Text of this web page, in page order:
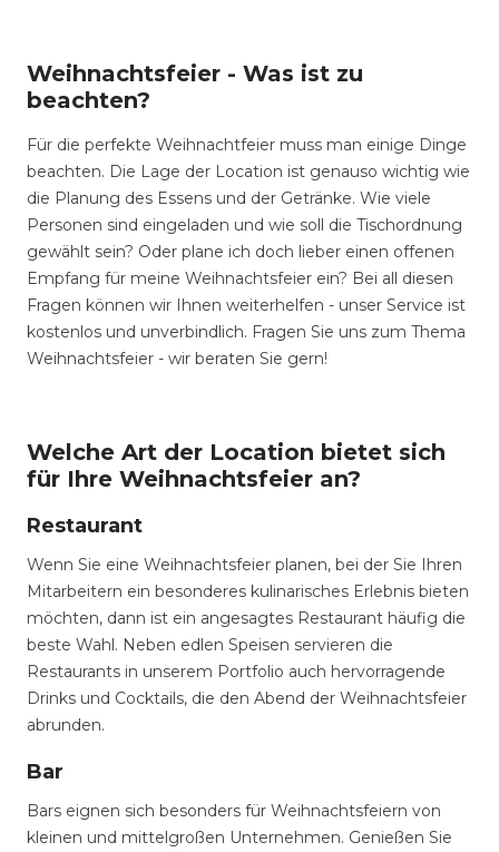
Weihnachtsfeier - Was ist zu
beachten?
Für die perfekte Weihnachtfeier muss man einige Dinge
beachten. Die Lage der Location ist genauso wichtig wie
die Planung des Essens und der Getränke. Wie viele
Personen sind eingeladen und wie soll die Tischordnung
gewählt sein? Oder plane ich doch lieber einen offenen
Empfang für meine Weihnachtsfeier ein? Bei all diesen
Fragen können wir Ihnen weiterhelfen - unser Service ist
kostenlos und unverbindlich. Fragen Sie uns zum Thema
Weihnachtsfeier - wir beraten Sie gern!
Welche Art der Location bietet sich
für Ihre Weihnachtsfeier an?
Restaurant
Wenn Sie eine Weihnachtsfeier planen, bei der Sie Ihren
Mitarbeitern ein besonderes kulinarisches Erlebnis bieten
möchten, dann ist ein angesagtes Restaurant häufig die
beste Wahl. Neben edlen Speisen servieren die
Restaurants in unserem Portfolio auch hervorragende
Drinks und Cocktails, die den Abend der Weihnachtsfeier
abrunden.
Bar
Bars eignen sich besonders für Weihnachtsfeiern von
kleinen und mittelgroßen Unternehmen. Genießen Sie